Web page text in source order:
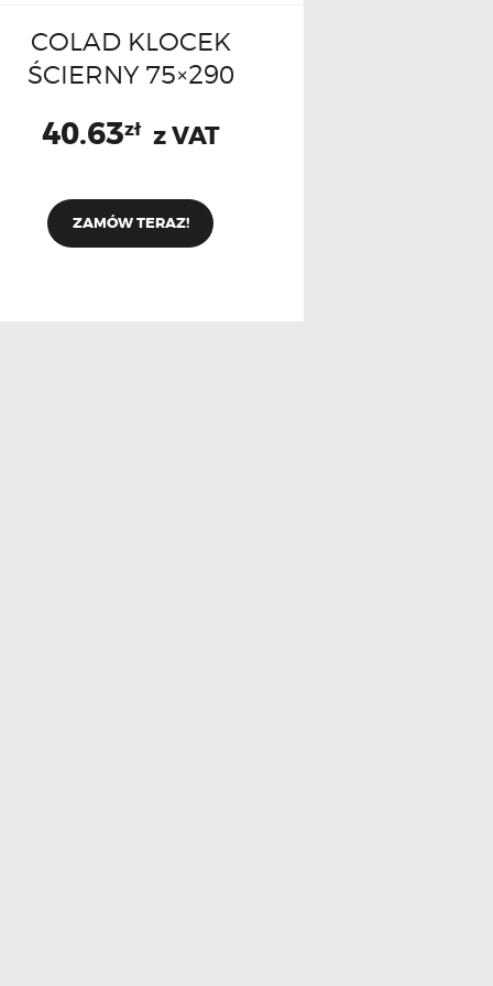
COLAD KLOCEK
ŚCIERNY 75×290
40.63zł z VAT
ZAMÓW TERAZ!